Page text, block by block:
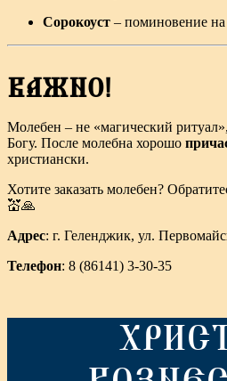
Сорокоуст – поминовение
ВАЖНО!
Молебен – не «магический
Богу. После молебна хорошо
христиански.
Хотите заказать молебен?
💒🙏
Адрес: г. Геленджик, ул.
Телефон: 8 (86141) 3-30-35